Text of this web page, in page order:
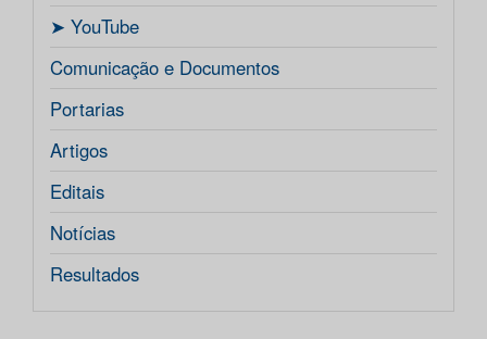
ㅤ➤ YouTube
Comunicação e Documentos
Portarias
Artigos
Editais
Notícias
Resultados